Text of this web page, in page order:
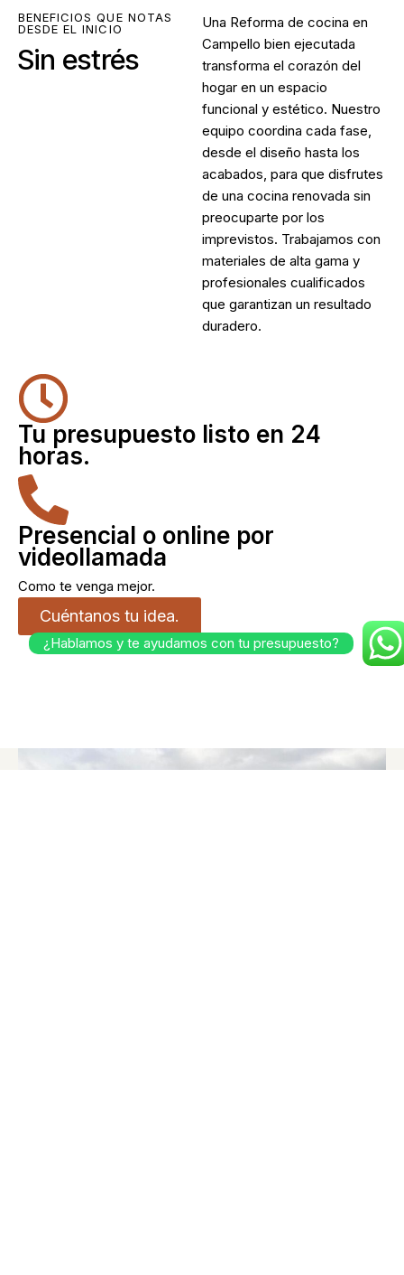
BENEFICIOS QUE NOTAS
DESDE EL INICIO
Sin estrés
Una Reforma de cocina en
Campello bien ejecutada
transforma el corazón del
hogar en un espacio
funcional y estético. Nuestro
equipo coordina cada fase,
desde el diseño hasta los
acabados, para que disfrutes
de una cocina renovada sin
preocuparte por los
imprevistos. Trabajamos con
materiales de alta gama y
profesionales cualificados
que garantizan un resultado
duradero.
Tu presupuesto listo en 24
horas.
Presencial o online por
videollamada
Como te venga mejor.
Cuéntanos tu idea.
¿Hablamos y te ayudamos con tu presupuesto?